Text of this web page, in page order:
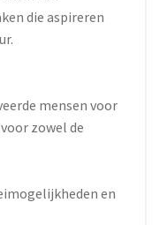
die aspireren
mensen voor
zowel de
en